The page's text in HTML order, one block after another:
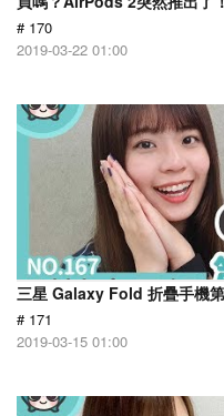
# 170
2019-03-22 01:00
三星 Galaxy Fold 折疊手機
# 171
2019-03-15 01:00